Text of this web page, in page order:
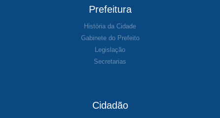
Prefeitura
História da Cidade
Gabinete do Prefeito
Legislação
Secretarias
Cidadão